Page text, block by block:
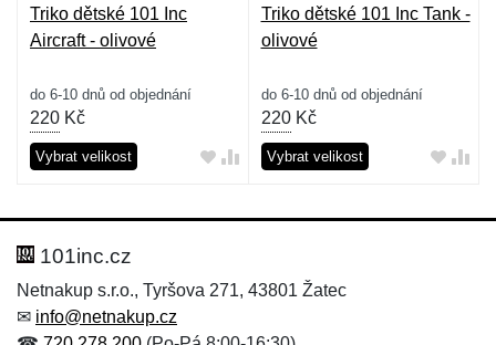
Triko dětské 101 Inc
Aircraft - olivové
do 6-10 dnů od objednání
220 Kč
Vybrat velikost
Triko dětské 101 Inc Tank -
olivové
do 6-10 dnů od objednání
220Kč
Vybrat velikost
101inc.cz
Netnakup s.r.o., Tyršova 271, 43801 Žatec
✉ info@netnakup.cz